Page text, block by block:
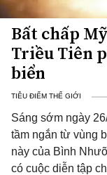
Bất chấp
Triều Tiên
biển
TIÊU ĐIỂM THẾ GIỚI
Sáng sớm ngày
tầm ngắn từ vùng
này của Bình
có cuộc diễn tập